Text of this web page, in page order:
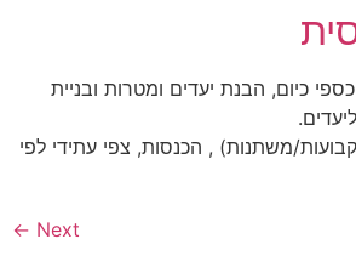
כיום, הבנת יעדים ומטרות ובניית
משתנות) , הכנסות, צפי עתידי לפי
Next
←